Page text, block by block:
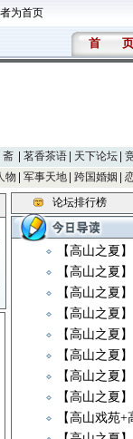
为首页
首 页
斋 茗香茶语 天下论坛
物
军事天地 跨国婚姻
论坛排行榜
【高山之夏
【高山之夏
【高山之夏
【高山之夏
【高山之夏
【高山之夏
【高山之夏
【高山之夏
【高山戏苑